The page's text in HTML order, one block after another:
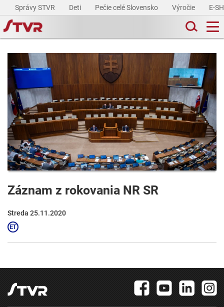
Správy STVR Deti Pečie celé Slovensko Výročie E-
Záznam z rokovania NR SR
Streda 25.11.2020